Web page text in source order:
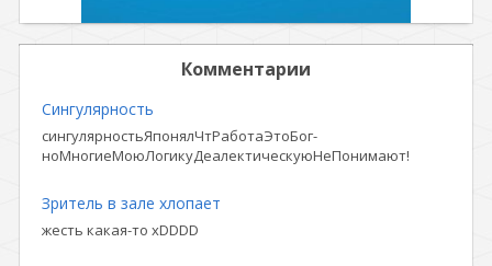
Комментарии
Сингулярность
сингулярностьЯпонялЧтРаботаЭтоБог-
ноМногиеМоюЛогикуДеалектическуюНеПонимают!
Зритель в зале хлопает
жесть какая-то xDDDD